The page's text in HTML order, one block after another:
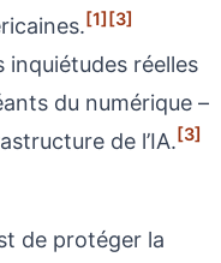
[1][3]
inquiétudes réelles
du numérique –
de l’IA.[3]
de protéger la